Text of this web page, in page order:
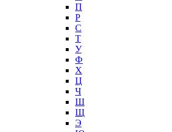
П
Р
С
Т
У
Ф
Х
Ц
Ч
Ш
Щ
Э